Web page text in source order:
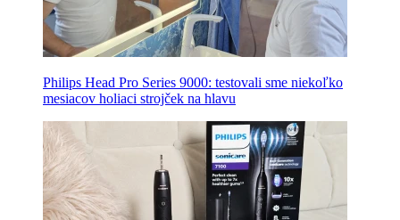
Philips Head Pro Series 9000: testovali sme niekoľko
mesiacov holiaci strojček na hlavu